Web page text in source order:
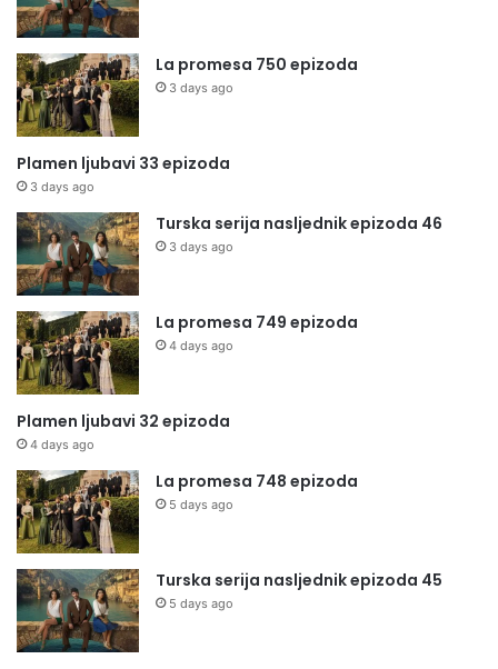
La promesa 750 epizoda
3 days ago
Plamen ljubavi 33 epizoda
3 days ago
Turska serija nasljednik epizoda 46
3 days ago
La promesa 749 epizoda
4 days ago
Plamen ljubavi 32 epizoda
4 days ago
La promesa 748 epizoda
5 days ago
Turska serija nasljednik epizoda 45
5 days ago